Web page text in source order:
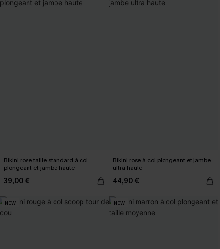
Bikini rose taille standard à col
plongeant et jambe haute
39,00 €
Bikini rose à col plongeant et jambe
ultra haute
44,90 €
NEW NEW